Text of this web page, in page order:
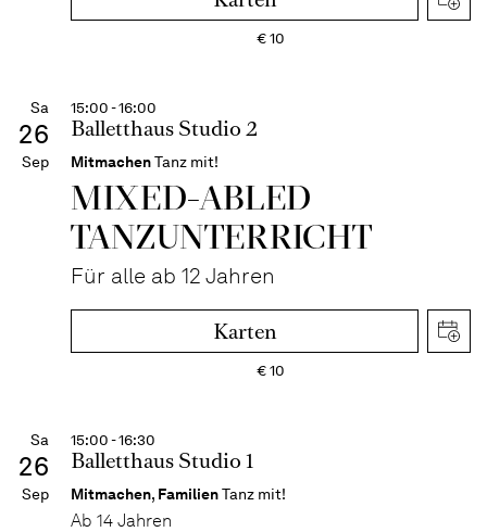
€10
Sa
26
Sep
15:00 - 16:00
Balletthaus Studio 2
MitmachenTanz mit!
MIXED-­ABLED
TANZ­UNTER­RICHT
Für alle ab 12 Jahren
Karten
€10
Sa
26
Sep
15:00 - 16:30
Balletthaus Studio 1
Mitmachen, FamilienTanz mit!
Ab 14 Jahren